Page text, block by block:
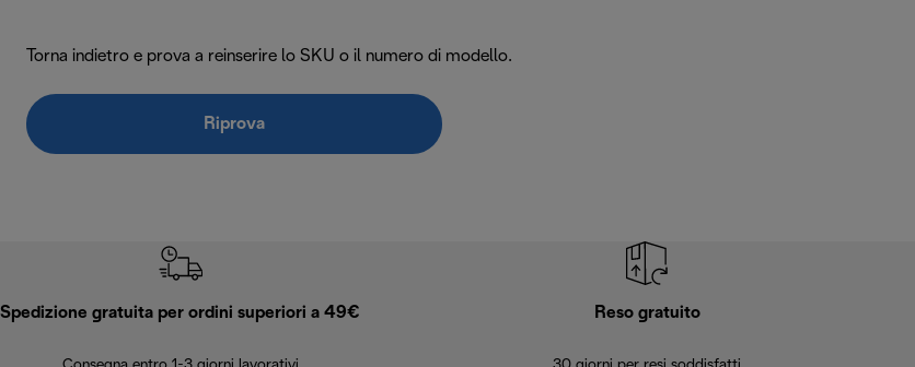
Torna indietro e prova a reinserire lo SKU o il numero di modello.
Riprova
Spedizione gratuita per ordini superiori a 49€ Reso gratuito